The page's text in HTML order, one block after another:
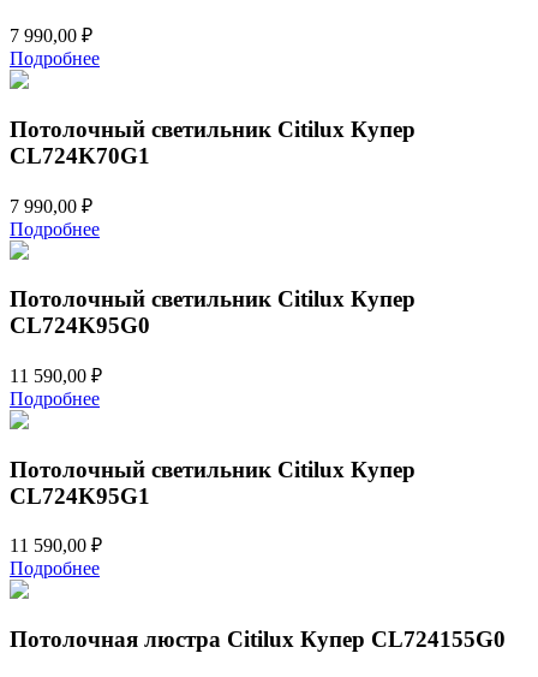
7 990,00 ₽
Подробнее
Потолочный светильник Citilux Купер
CL724K70G1
7 990,00 ₽
Подробнее
Потолочный светильник Citilux Купер
CL724K95G0
11 590,00 ₽
Подробнее
Потолочный светильник Citilux Купер
CL724K95G1
11 590,00 ₽
Подробнее
Потолочная люстра Citilux Купер CL724155G0